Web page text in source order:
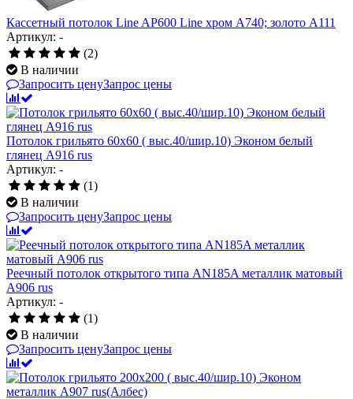
Кассетный потолок Line AP600 Line хром А740; золото А111
Артикул: -
(2)
В наличии
Запросить ценуЗапрос цены
Потолок грильято 60х60 ( выс.40/шир.10) Эконом белый
глянец А916 rus
Артикул: -
(1)
В наличии
Запросить ценуЗапрос цены
Реечный потолок открытого типа AN185A металлик матовый
А906 rus
Артикул: -
(1)
В наличии
Запросить ценуЗапрос цены